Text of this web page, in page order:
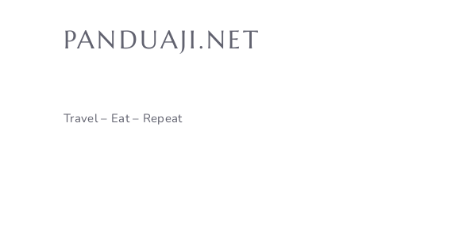
PANDUAJI.NET
Travel – Eat – Repeat